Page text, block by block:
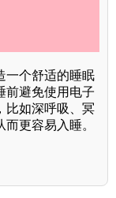
一个舒适的睡眠
前避免使用电子
比如深呼吸、冥
更容易入睡。